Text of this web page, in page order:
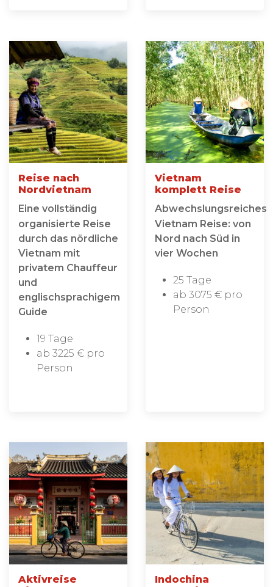
Reise nach
Nordvietnam
Eine vollständig
organisierte Reise
durch das nördliche
Vietnam mit
privatem Chauffeur
und
englischsprachigem
Guide
19 Tage
ab 3225 € pro
Person
Vietnam
komplett Reise
Abwechslungsreiches
Vietnam Reise: von
Nord nach Süd in
vier Wochen
25 Tage
ab 3075 € pro
Person
Aktivreise
Indochina